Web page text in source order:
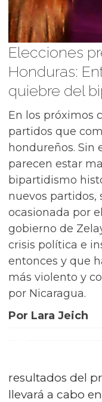
Elecciones
Honduras:
quiebre del
En los próximos
partidos que
hondureños. Sin
parecen estar
bipartidismo
nuevos
ocasionada por
gobierno de
crisis política e
entonces y que
más violento y
por Nicaragua.
Por Lara Jeich
resultados del
llevará a cabo